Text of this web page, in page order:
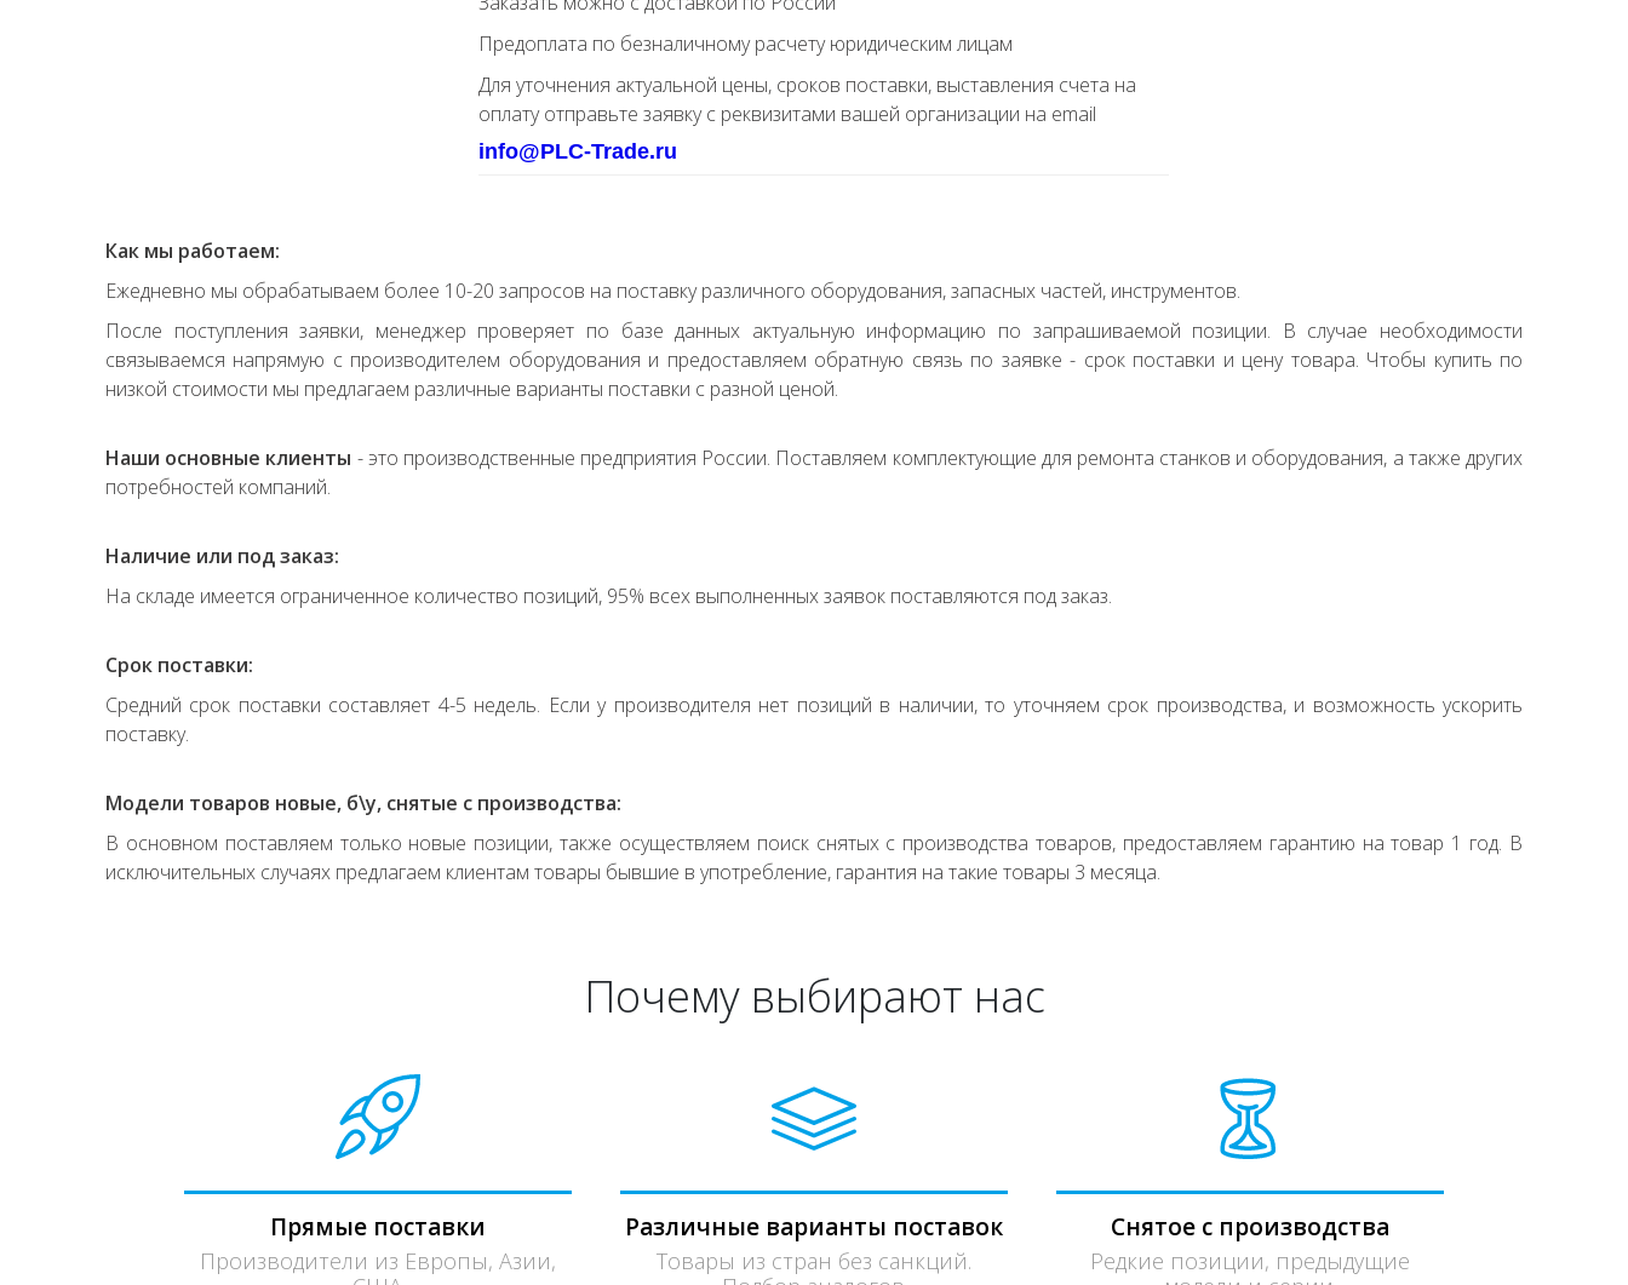
Предоплата по безналичному расчету юридическим лицам
Для уточнения актуальной цены, сроков поставки, выставления счета на
оплату отправьте заявку с реквизитами вашей организации на email
info@PLC-Trade.ru
Как мы работаем:
Ежедневно мы обрабатываем более 10-20 запросов на поставку различного оборудования, запасных частей, инструментов.
После поступления заявки, менеджер проверяет по базе данных актуальную информацию по запрашиваемой позиции. В случае необходимости
связываемся напрямую с производителем оборудования и предоставляем обратную связь по заявке - срок поставки и цену товара. Чтобы купить по
низкой стоимости мы предлагаем различные варианты поставки с разной ценой.
Наши основные клиенты - это производственные предприятия России. Поставляем комплектующие для ремонта станков и оборудования, а также других
потребностей компаний.
Наличие или под заказ:
На складе имеется ограниченное количество позиций, 95% всех выполненных заявок поставляются под заказ.
Срок поставки:
Средний срок поставки составляет 4-5 недель. Если у производителя нет позиций в наличии, то уточняем срок производства, и возможность ускорить
поставку.
Модели товаров новые, б\у, снятые с производства:
В основном поставляем только новые позиции, также осуществляем поиск снятых с производства товаров, предоставляем гарантию на товар 1 год. В
исключительных случаях предлагаем клиентам товары бывшие в употребление, гарантия на такие товары 3 месяца.
Почему выбирают нас
Прямые поставки
Производители из Европы, Азии,
Различные варианты поставок
Товары из стран без санкций.
Снятое с производства
Редкие позиции, предыдущие